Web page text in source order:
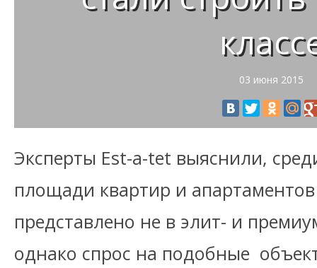
03 июня 2015
Эксперты Est-a-tet выяснили,
площади квартир и
представлено не в элит- и
однако спрос на подобные